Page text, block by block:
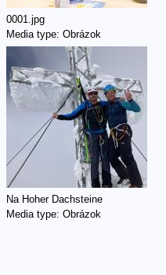
0001.jpg
Media type: Obrázok
Na Hoher Dachsteine
Media type: Obrázok